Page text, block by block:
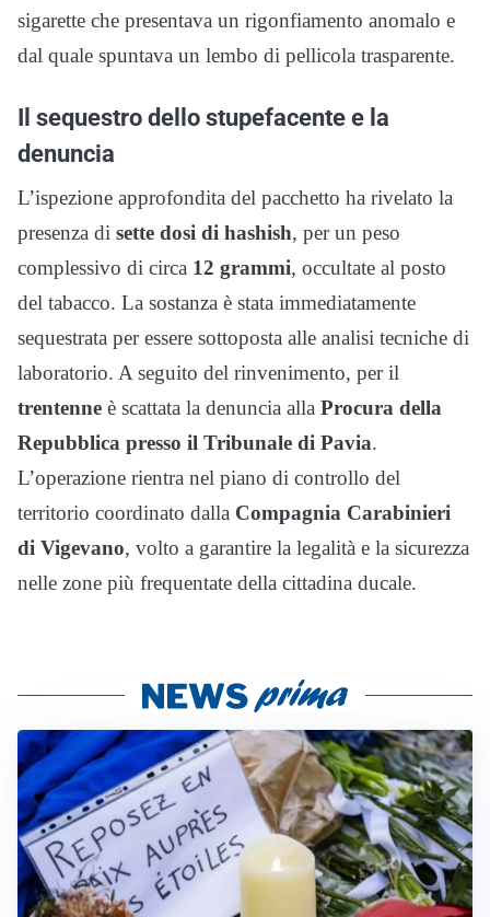
sigarette che presentava un rigonfiamento anomalo e
dal quale spuntava un lembo di pellicola trasparente.
Il sequestro dello stupefacente e la
denuncia
L’ispezione approfondita del pacchetto ha rivelato la
presenza di sette dosi di hashish, per un peso
complessivo di circa 12 grammi, occultate al posto
del tabacco. La sostanza è stata immediatamente
sequestrata per essere sottoposta alle analisi tecniche di
laboratorio. A seguito del rinvenimento, per il
trentenne è scattata la denuncia alla Procura della
Repubblica presso il Tribunale di Pavia.
L’operazione rientra nel piano di controllo del
territorio coordinato dalla Compagnia Carabinieri
di Vigevano, volto a garantire la legalità e la sicurezza
nelle zone più frequentate della cittadina ducale.